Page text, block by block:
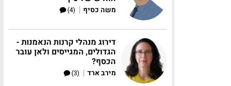
משה כסיף |
(4)
דירוג מנהלי קרנות הנאמנות -
הגדולים, המגייסים ולאן עובר
הכסף?
מירב ארד |
(3)